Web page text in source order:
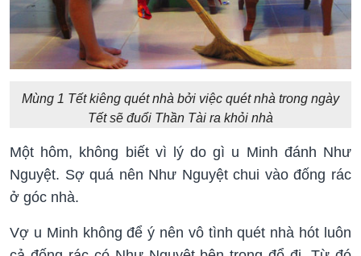
Mùng 1 Tết kiêng quét nhà bởi việc quét nhà trong ngày
Tết sẽ đuổi Thần Tài ra khỏi nhà
Một hôm, không biết vì lý do gì u Minh đánh Như
Nguyệt. Sợ quá nên Như Nguyệt chui vào đống rác
ở góc nhà.
Vợ u Minh không để ý nên vô tình quét nhà hót luôn